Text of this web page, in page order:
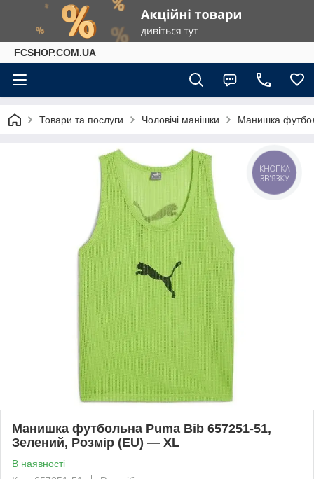
FCSHOP.COM.UA
Товари та послуги Чоловічі манішки Манишка
Манишка футбольна Puma Bib 657251-51,
Зелений, Розмір (EU) — XL
В наявності
КНОПКА
ЗВ'ЯЗКУ